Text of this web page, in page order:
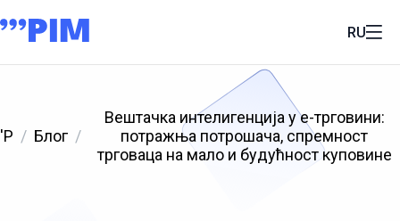
RU
'P Блог
Вештачка интелигенција у е-трговини:
потражња потрошача, спремност
трговаца на мало и будућност куповине